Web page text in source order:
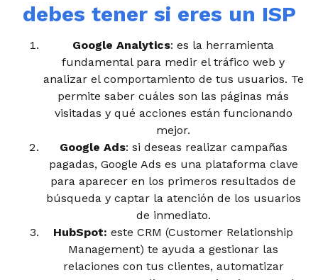
debes tener si eres un ISP
Google Analytics: es la herramienta
fundamental para medir el tráfico web y
analizar el comportamiento de tus usuarios. Te
permite saber cuáles son las páginas más
visitadas y qué acciones están funcionando
mejor.
Google Ads: si deseas realizar campañas
pagadas, Google Ads es una plataforma clave
para aparecer en los primeros resultados de
búsqueda y captar la atención de los usuarios
de inmediato.
HubSpot: este CRM (Customer Relationship
Management) te ayuda a gestionar las
relaciones con tus clientes, automatizar